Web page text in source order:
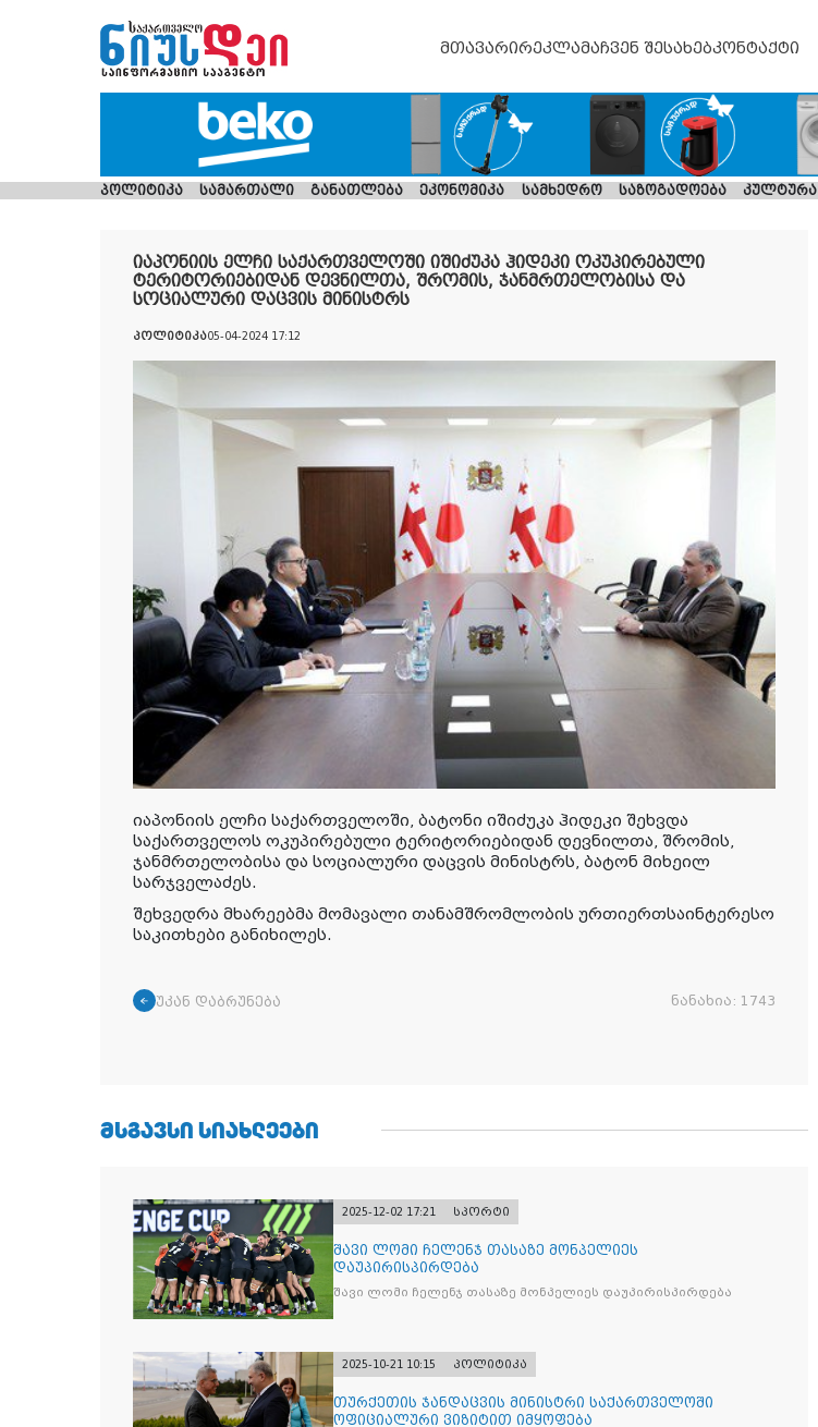
მთავარირეკლამაჩვენ შესახებკონტაქტი
პოლიტიკა სამართალი განათლება ეკონომიკა სამხედრო საზოგადოება კულტურა
იაპონიის ელჩი საქართველოში იშიძუკა ჰიდეკი ოკუპირებული
ტერიტორიებიდან დევნილთა, შრომის, ჯანმრთელობისა და
სოციალური დაცვის მინისტრს
პოლიტიკა05-04-2024 17:12
იაპონიის ელჩი საქართველოში, ბატონი იშიძუკა ჰიდეკი შეხვდა
საქართველოს ოკუპირებული ტერიტორიებიდან დევნილთა, შრომის,
ჯანმრთელობისა და სოციალური დაცვის მინისტრს, ბატონ მიხეილ
სარჯველაძეს.
შეხვედრა მხარეებმა მომავალი თანამშრომლობის ურთიერთსაინტერესო
საკითხები განიხილეს.
უკან დაბრუნება ნანახია: 1743
ᲛᲡᲒᲐᲕᲡᲘ ᲡᲘᲐᲮᲚᲔᲔᲑᲘ
2025-12-02 17:21 სპორტი
შავი ლომი ჩელენჯ თასაზე მონპელიეს
დაუპირისპირდება
შავი ლომი ჩელენჯ თასაზე მონპელიეს დაუპირისპირდება
2025-10-21 10:15 პოლიტიკა
თურქეთის ჯანდაცვის მინისტრი საქართველოში
ოფიციალური ვიზიტით იმყოფება